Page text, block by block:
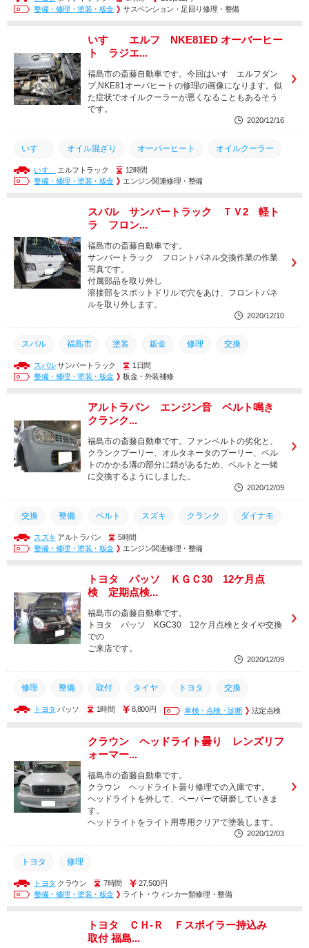
整備・修理・塗装・板金
サスペンション・足回り修理・整備
いすゞ エルフ NKE81ED オーバーヒー
ト ラジエ...
福島市の斎藤自動車です。今回はいすゞエルフダン
プ,NKE81オーバヒートの修理の画像になります。似
た症状でオイルクーラーが悪くなることもあるそう
です。
2020/12/16
いすゞ オイル混ざり オーバーヒート オイルクーラー
ラジエター ヘッドガスケット
いすゞ エルフトラック
12時間
整備・修理・塗装・板金
エンジン関連修理・整備
スバル サンバートラック ＴＶ2 軽ト
ラ フロン...
福島市の斎藤自動車です。
サンバートラック フロントパネル交換作業の作業
写真です。
付属部品を取り外し
溶接部をスポットドリルで穴をあけ、フロントパネ
ルを取り外します。
2020/12/10
スバル 福島市 塗装 鈑金 修理 交換
スバルサンバートラック
1日間
整備・修理・塗装・板金
板金・外装補修
アルトラパン エンジン音 ベルト鳴き
クランク...
福島市の斎藤自動車です。ファンベルトの劣化と、
クランクプーリー、オルタネータのプーリー、ベル
トのかかる溝の部分に錆があるため、ベルトと一緒
に交換するようにしました。
2020/12/09
交換 整備 ベルト スズキ クランク ダイナモ
スズキ アルトラパン
5時間
整備・修理・塗装・板金
エンジン関連修理・整備
トヨタ パッソ ＫＧＣ30 12ケ月点
検 定期点検...
福島市の斎藤自動車です。
トヨタ パッソ KGC30 12ケ月点検とタイや交換
での
ご来店です。
2020/12/09
修理 整備 取付 タイヤ トヨタ 交換
トヨタ パッソ 1時間 8,800円 車検・点検・診断 法定点検
クラウン ヘッドライト曇り レンズリフ
ォーマー...
福島市の斎藤自動車です。
クラウン ヘッドライト曇り修理での入庫です。
ヘッドライトを外して、ペーパーで研磨していきま
す。
ヘッドライトをライト用専用クリアで塗装します。
2020/12/03
トヨタ 修理
トヨタ クラウン 7時間
27,500円
整備・修理・塗装・板金
ライト・ウィンカー類修理・整備
トヨタ ＣＨ-Ｒ Ｆスポイラー持込み
取付 福島...